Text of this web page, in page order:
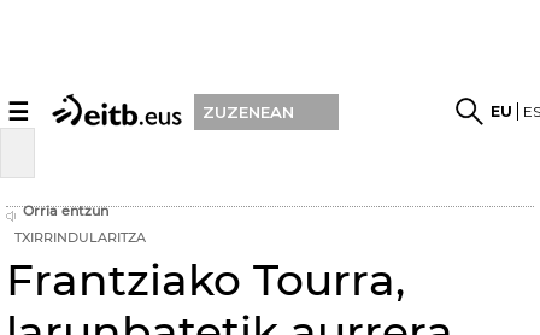
☰ ZUZENEAN EU
Orria entzun
TXIRRINDULARITZA
Frantziako Tourra,